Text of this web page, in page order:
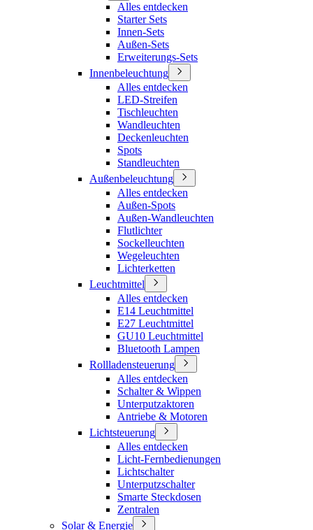
Alles entdecken
Starter Sets
Innen-Sets
Außen-Sets
Erweiterungs-Sets
Innenbeleuchtung
Alles entdecken
LED-Streifen
Tischleuchten
Wandleuchten
Deckenleuchten
Spots
Standleuchten
Außenbeleuchtung
Alles entdecken
Außen-Spots
Außen-Wandleuchten
Flutlichter
Sockelleuchten
Wegeleuchten
Lichterketten
Leuchtmittel
Alles entdecken
E14 Leuchtmittel
E27 Leuchtmittel
GU10 Leuchtmittel
Bluetooth Lampen
Rollladensteuerung
Alles entdecken
Schalter & Wippen
Unterputzaktoren
Antriebe & Motoren
Lichtsteuerung
Alles entdecken
Licht-Fernbedienungen
Lichtschalter
Unterputzschalter
Smarte Steckdosen
Zentralen
Solar & Energie